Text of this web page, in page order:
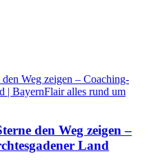
den Weg zeigen –
Land